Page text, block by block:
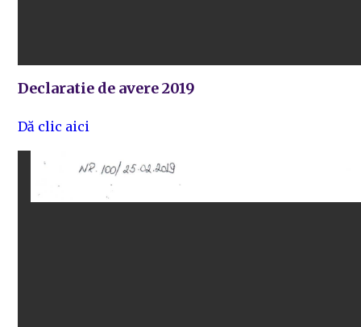
Declaratie de avere 2019
Dă clic aici